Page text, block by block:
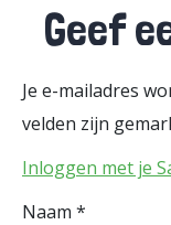
Geef
Je e-mailadres
velden zijn
Inloggen met je
Naam *